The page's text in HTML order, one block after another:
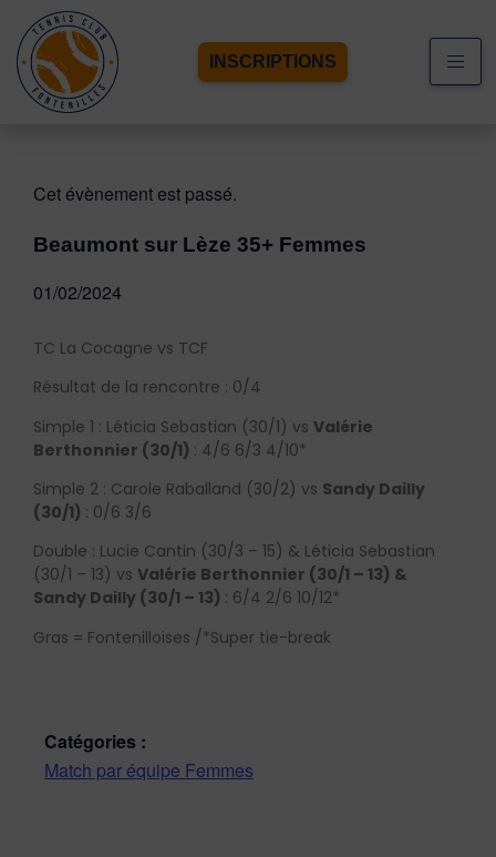
INSCRIPTIONS
Cet évènement est passé.
Beaumont sur Lèze 35+ Femmes
01/02/2024
TC La Cocagne vs TCF
Résultat de la rencontre : 0/4
Simple 1 : Léticia Sebastian (30/1) vs Valérie
Berthonnier (30/1) : 4/6 6/3 4/10*
Simple 2 : Carole Raballand (30/2) vs Sandy Dailly
(30/1) : 0/6 3/6
Double : Lucie Cantin (30/3 – 15) & Léticia Sebastian
(30/1 – 13) vs Valérie Berthonnier (30/1 – 13) &
Sandy Dailly (30/1 – 13) : 6/4 2/6 10/12*
Gras = Fontenilloises /*Super tie-break
Catégories :
Match par équipe Femmes